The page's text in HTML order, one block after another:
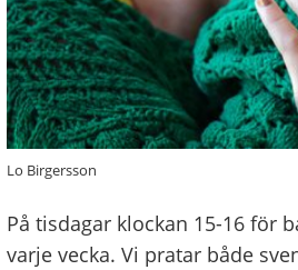
Lo Birgersson
På tisdagar klockan 15-16 för
varje vecka. Vi pratar både